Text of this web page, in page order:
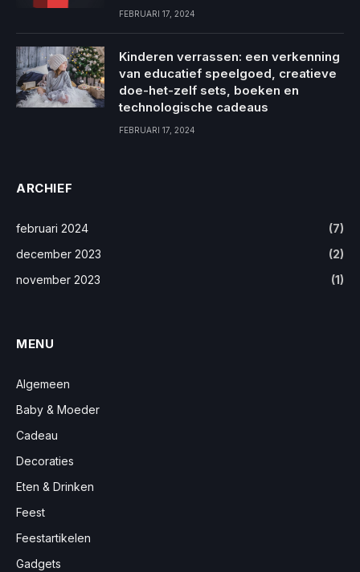
FEBRUARI 17, 2024
Kinderen verrassen: een verkenning
van educatief speelgoed, creatieve
doe-het-zelf sets, boeken en
technologische cadeaus
FEBRUARI 17, 2024
ARCHIEF
februari 2024
(7)
december 2023
(2)
november 2023
(1)
MENU
Algemeen
Baby & Moeder
Cadeau
Decoraties
Eten & Drinken
Feest
Feestartikelen
Gadgets